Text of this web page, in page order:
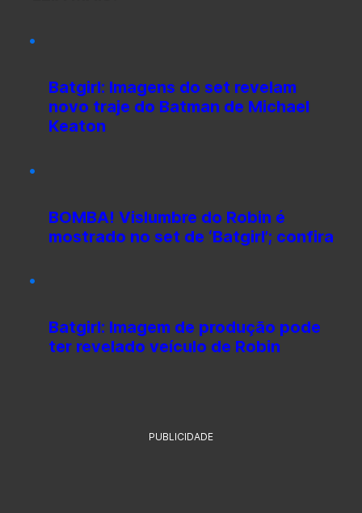
Batgirl: Imagens do set revelam
novo traje do Batman de Michael
Keaton
BOMBA! Vislumbre do Robin é
mostrado no set de ‘Batgirl’; confira
Batgirl: Imagem de produção pode
ter revelado veículo de Robin
PUBLICIDADE